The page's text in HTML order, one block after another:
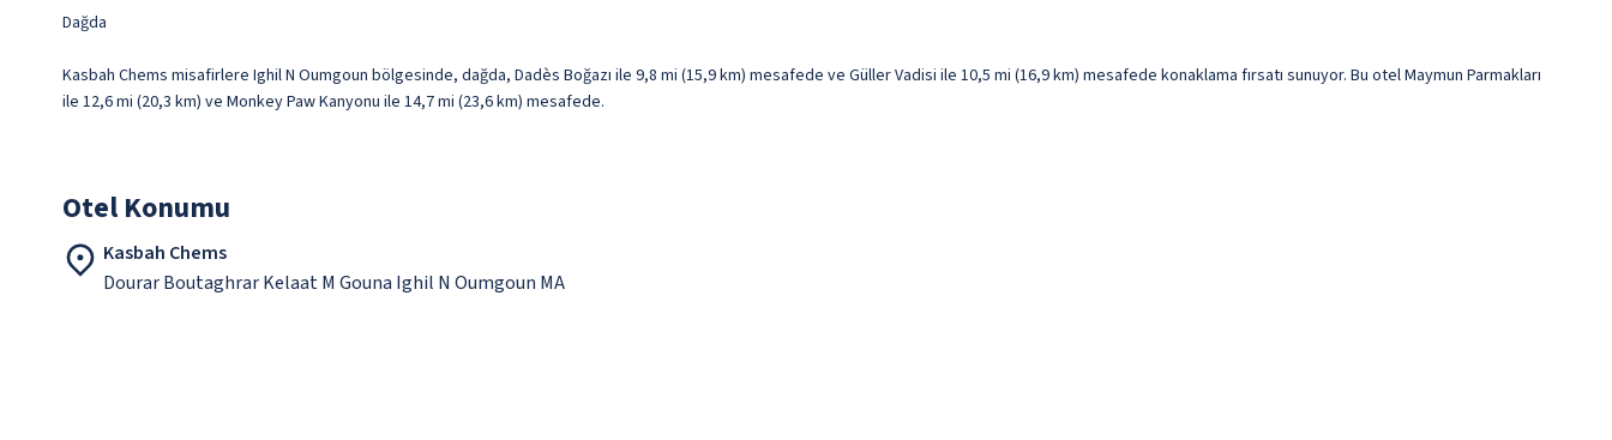
Dağda
Kasbah Chems misafirlere Ighil N Oumgoun bölgesinde, dağda, Dadès Boğazı ile 9,8 mi (15,9 km) mesafede ve Güller Vadisi ile 10,5 mi (16,9 km) mesafede konaklama fırsatı sunuyor. Bu otel Maymun Parmakları
ile 12,6 mi (20,3 km) ve Monkey Paw Kanyonu ile 14,7 mi (23,6 km) mesafede.
Otel Konumu
Kasbah Chems
Dourar Boutaghrar Kelaat M Gouna Ighil N Oumgoun MA